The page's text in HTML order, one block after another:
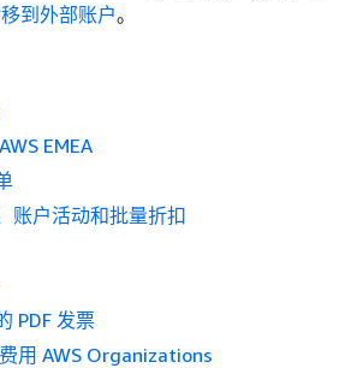
到外部账户。
EMEA
账户活动和批量折扣
PDF 发票
用 AWS Organizations